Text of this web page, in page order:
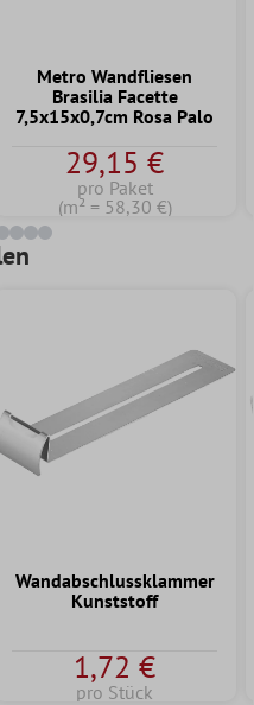
von 4.7 von 5 Sternen
Metro Wandfliesen
Brasilia Facette
7,5x15x0,7cm Rosa Palo
29,15 €
pro Paket
(m² = 58,30 €)
Wandabschlussklammer
Kunststoff
1,72 €
pro Stück